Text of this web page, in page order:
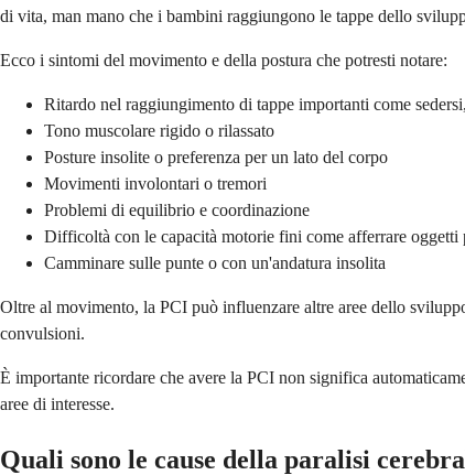
di vita, man mano che i bambini raggiungono le tappe dello
Ecco i sintomi del movimento e della postura che potresti notare:
Ritardo nel raggiungimento di tappe importanti come
Tono muscolare rigido o rilassato
Posture insolite o preferenza per un lato del corpo
Movimenti involontari o tremori
Problemi di equilibrio e coordinazione
Difficoltà con le capacità motorie fini come afferrare oggetti
Camminare sulle punte o con un'andatura insolita
Oltre al movimento, la PCI può influenzare altre aree dello
convulsioni.
È importante ricordare che avere la PCI non significa
aree di interesse.
Quali sono le cause della paralisi